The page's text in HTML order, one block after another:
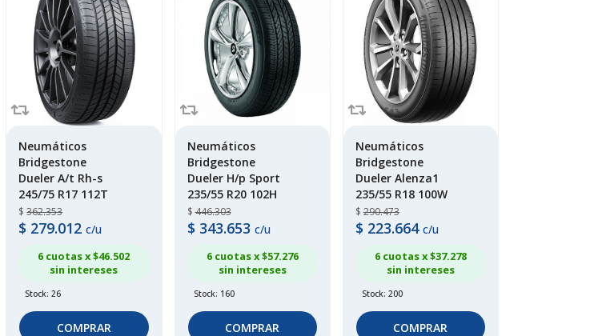
Neumáticos
Bridgestone
Dueler A/t Rh-s
245/75 R17 112T
$362.353
$ 279.012 c/u
6 cuotas x $46.502
sin intereses
Stock: 26
COMPRAR
Neumáticos
Bridgestone
Dueler H/p Sport
235/55 R20 102H
$446.303
$ 343.653 c/u
6 cuotas x $57.276
sin intereses
Stock: 160
COMPRAR
Neumáticos
Bridgestone
Dueler Alenza1
235/55 R18 100W
$290.473
$ 223.664 c/u
6 cuotas x $37.278
sin intereses
Stock: 200
COMPRAR